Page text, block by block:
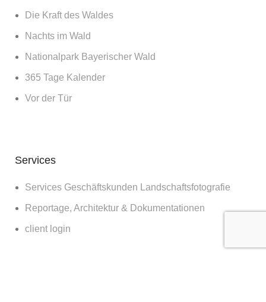
Die Kraft des Waldes
Nachts im Wald
Nationalpark Bayerischer Wald
365 Tage Kalender
Vor der Tür
Services
Services Geschäftskunden Landschaftsfotografie
Reportage, Architektur & Dokumentationen
client login